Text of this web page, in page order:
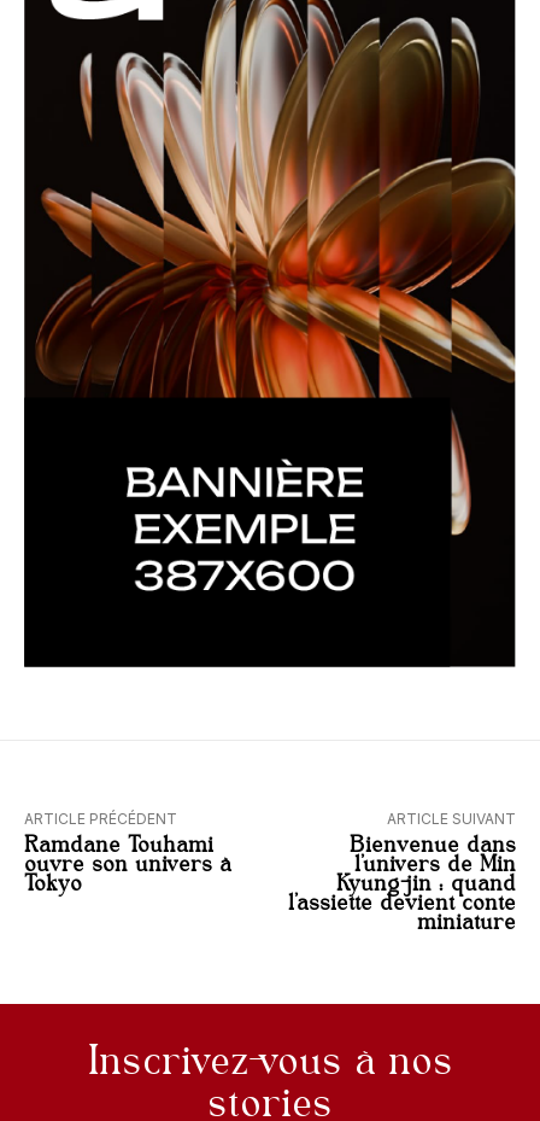
ARTICLE PRÉCÉDENT
Ramdane Touhami
ouvre son univers à
Tokyo
ARTICLE SUIVANT
Bienvenue dans
l’univers de Min
Kyung-jin : quand
l’assiette devient conte
miniature
Inscrivez-vous à nos
stories